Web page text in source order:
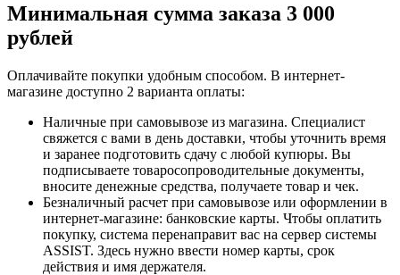
Минимальная сумма заказа 3 000
рублей
Оплачивайте покупки удобным способом. В интернет-
магазине доступно 2 варианта оплаты:
Наличные при самовывозе из магазина. Специалист
свяжется с вами в день доставки, чтобы уточнить время
и заранее подготовить сдачу с любой купюры. Вы
подписываете товаросопроводительные документы,
вносите денежные средства, получаете товар и чек.
Безналичный расчет при самовывозе или оформлении в
интернет-магазине: банковские карты. Чтобы оплатить
покупку, система перенаправит вас на сервер системы
ASSIST. Здесь нужно ввести номер карты, срок
действия и имя держателя.